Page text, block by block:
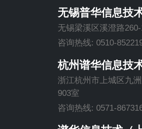
无锡普华信息技
无锡梁溪区溪澄路
咨询热线: 0510-
杭州谱华信息技
浙江杭州市上城区九
903室
咨询热线: 0571-